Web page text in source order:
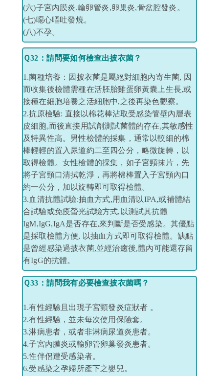
(六)子宮內膜炎.輸卵管炎,卵巢炎,骨盆腔發炎。
(七)噁心嘔吐發燒。
(八)不孕。
Ｑ32：請問要如何檢查出披衣菌？
1.菌種培養：因披衣菌是屬絕對細胞內寄生菌, 因
而收集後檢體需種在活胚胎雞蛋卵黃囊上生長,或
接種在細胞培養之活細胞中,之後再染色觀察。
2.抗原檢驗: 直接以棉花棒沾取受感染管壁內層表
皮細胞,而後直接用試劑測試菌體的存在,其敏感性
及特異性高。男性檢體的採集，通常以較細的棉
棒輕輕的置入尿道約二至四公分，略微旋轉，以
取得檢體。女性檢體的採集，如子宮頸抹片，先
將子宮頸口清拭乾淨，再將棉棒置入子宮頸內口
約一公分，加以旋轉即可取得檢體。
3.血清抗體試驗:抽血方式,用血清以IPA,或補體結
合試驗或免疫螢光試驗方式,以測試其抗體
IgM,IgG,IgA是否存在,來判斷是否受感染。其優點
是採取檢體方便, 以抽血方式即可取得檢體。缺點
是曾經感染過披衣菌,並經治癒後,體內可能還存留
有IgG的抗體。
Ｑ33：請問我有必要檢查披衣菌嗎？
1.有性經驗且出現子宮頸發炎症狀者 。
2.有性經驗，並未每次使用保險套。
3.淋病患者，或者非淋病尿道炎患者。
4.子宮內膜炎或輸卵管卵巢發炎患者。
5.性伴侶遭受感染者。
6.受感染之孕婦所產下之嬰兒。